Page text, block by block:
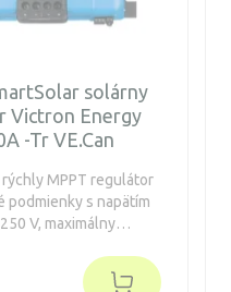
solárny
Victron Energy
-Tr VE.Can
rýchly MPPT regulátor
podmienky s napätím
V, maximálny